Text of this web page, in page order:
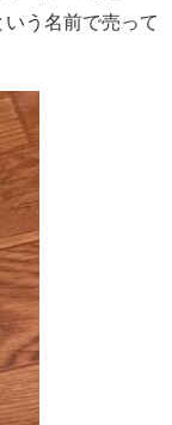
う名前で売って